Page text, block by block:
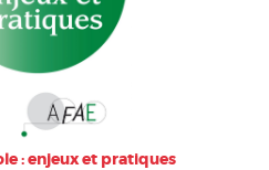
: enjeux et pratiques